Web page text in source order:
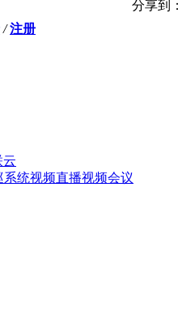
/ 注册
云
系统视频直播视频会议
分享到